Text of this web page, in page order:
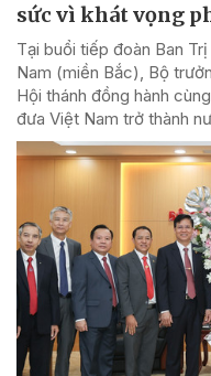
sức vì khát vọng
Tại buổi tiếp đoàn Ban
Nam (miền Bắc), Bộ
Hội thánh đồng hành
đưa Việt Nam trở thành